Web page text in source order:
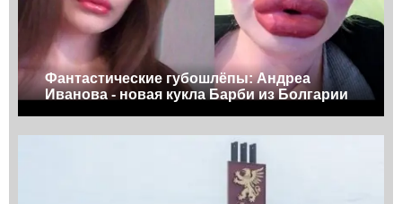
Фантастические губошлёпы: Андреа
Иванова - новая кукла Барби из Болгарии